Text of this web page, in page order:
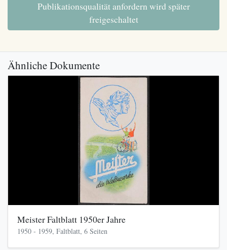
Publikationsqualität anfordern wird später
freigeschaltet
Ähnliche Dokumente
Meister Faltblatt 1950er Jahre
1950 - 1959, Faltblatt, 6 Seiten